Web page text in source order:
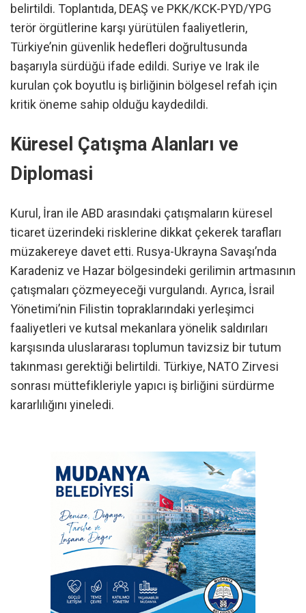
belirtildi. Toplantıda, DEAŞ ve PKK/KCK-PYD/YPG
terör örgütlerine karşı yürütülen faaliyetlerin,
Türkiye’nin güvenlik hedefleri doğrultusunda
başarıyla sürdüğü ifade edildi. Suriye ve Irak ile
kurulan çok boyutlu iş birliğinin bölgesel refah için
kritik öneme sahip olduğu kaydedildi.
Küresel Çatışma Alanları ve
Diplomasi
Kurul, İran ile ABD arasındaki çatışmaların küresel
ticaret üzerindeki risklerine dikkat çekerek tarafları
müzakereye davet etti. Rusya-Ukrayna Savaşı’nda
Karadeniz ve Hazar bölgesindeki gerilimin artmasının
çatışmaları çözmeyeceği vurgulandı. Ayrıca, İsrail
Yönetimi’nin Filistin topraklarındaki yerleşimci
faaliyetleri ve kutsal mekanlara yönelik saldırıları
karşısında uluslararası toplumun tavizsiz bir tutum
takınması gerektiği belirtildi. Türkiye, NATO Zirvesi
sonrası müttefikleriyle yapıcı iş birliğini sürdürme
kararlılığını yineledi.